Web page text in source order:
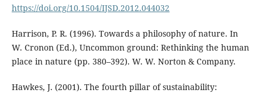
https://doi.org/10.1504/IJSD.2012.044032
Harrison, P. R. (1996). Towards a philosophy of nature. In
W. Cronon (Ed.), Uncommon ground: Rethinking the human
place in nature (pp. 380–392). W. W. Norton & Company.
Hawkes, J. (2001). The fourth pillar of sustainability: